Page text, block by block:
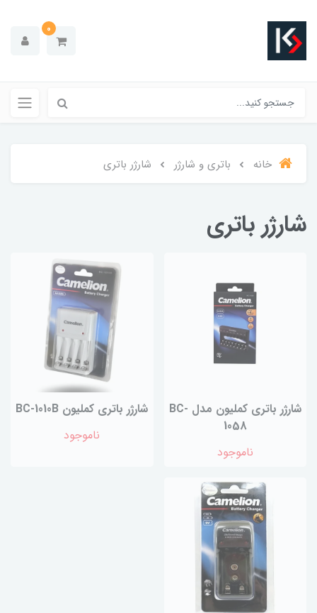
0
خانه باتری و شارژر شارژر باتری
شارژر باتری
شارژر باتری کملیون مدل BC-
1058
ناموجود
شارژر باتری کملیون BC-1010B
ناموجود